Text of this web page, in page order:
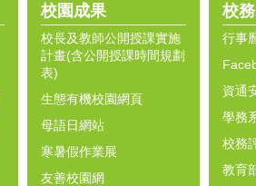
校園成果
校長及教師公開授課實施
計畫(含公開授課時間規劃
表)
生態有機校園網頁
母語日網站
寒暑假作業展
友善校園網
校
行事
資通
學務
校務
教育